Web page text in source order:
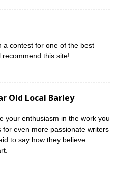
a contest for one of the best
this site!
Old Local Barley
your enthusiasm in the work you
for even more passionate writers
to say how they believe.